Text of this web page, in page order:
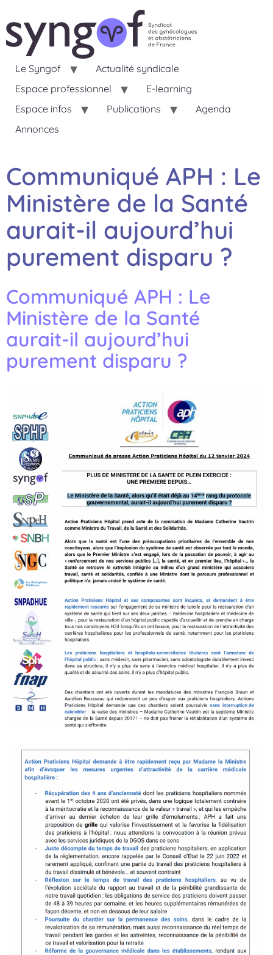
Le Syngof
Actualité syndicale
Espace professionnel
E-learning
Espace infos
Publications
Agenda
Annonces
Communiqué APH : Le
Ministère de la Santé
aurait-il aujourd’hui
purement disparu ?
Communiqué APH : Le
Ministère de la Santé
aurait-il aujourd’hui
purement disparu ?